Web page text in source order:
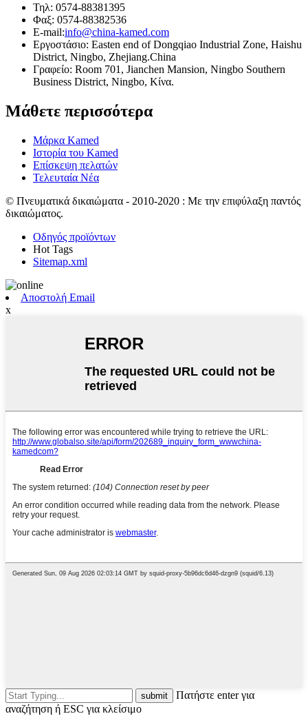
Τηλ: 0574-88381395
Φαξ: 0574-88382536
E-mail:info@china-kamed.com
Εργοστάσιο: Easten end of Dongqiao Industrial Zone, Haishu
District, Ningbo, Zhejiang.China
Γραφείο: Room 701, Jianchen Mansion, Ningbo Southern
Business District, Ningbo, Κίνα.
Μάθετε περισσότερα
Μάρκα Kamed
Ιστορία του Kamed
Επίσκεψη πελατών
Τελευταία Νέα
© Πνευματικά δικαιώματα - 2010-2020 : Με την επιφύλαξη παντός
δικαιώματος.
Οδηγός προϊόντων
Hot Tags
Sitemap.xml
Αποστολή Email
x
Πατήστε enter για
αναζήτηση ή ESC για κλείσιμο